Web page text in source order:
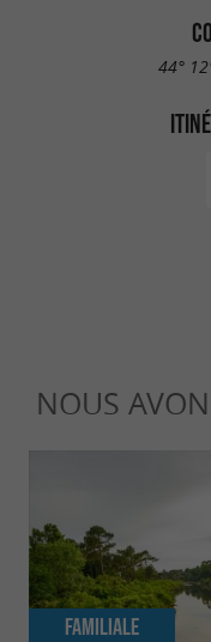
44°
NOUS
Familiale